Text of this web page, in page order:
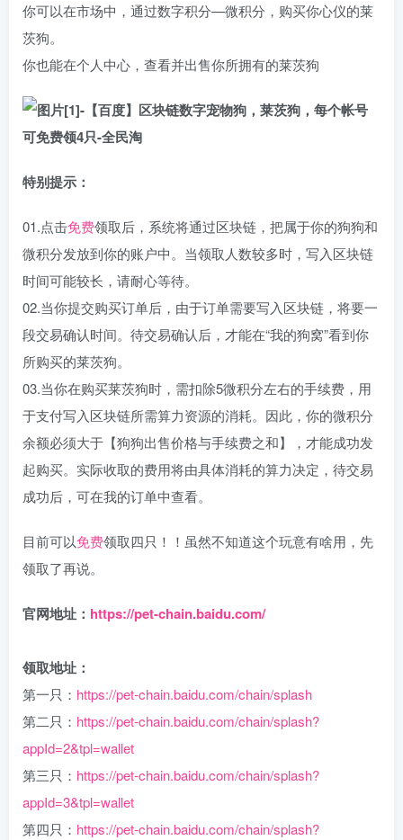
你可以在市场中，通过数字积分—微积分，购买你心仪的莱
茨狗。
你也能在个人中心，查看并出售你所拥有的莱茨狗
特别提示：
01.点击免费领取后，系统将通过区块链，把属于你的狗狗和
微积分发放到你的账户中。当领取人数较多时，写入区块链
时间可能较长，请耐心等待。
02.当你提交购买订单后，由于订单需要写入区块链，将要一
段交易确认时间。待交易确认后，才能在“我的狗窝”看到你
所购买的莱茨狗。
03.当你在购买莱茨狗时，需扣除5微积分左右的手续费，用
于支付写入区块链所需算力资源的消耗。因此，你的微积分
余额必须大于【狗狗出售价格与手续费之和】，才能成功发
起购买。实际收取的费用将由具体消耗的算力决定，待交易
成功后，可在我的订单中查看。
目前可以免费领取四只！！虽然不知道这个玩意有啥用，先
领取了再说。
官网地址： https://pet-chain.baidu.com/
领取地址：
第一只： https://pet-chain.baidu.com/chain/splash
第二只： https://pet-chain.baidu.com/chain/splash?
appId=2&tpl=wallet
第三只： https://pet-chain.baidu.com/chain/splash?
appId=3&tpl=wallet
第四只： https://pet-chain.baidu.com/chain/splash?